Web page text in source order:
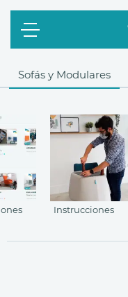
Sofás y Modulares
Instrucciones